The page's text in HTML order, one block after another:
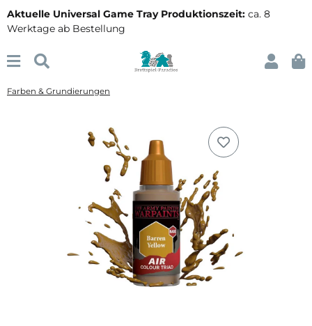
Aktuelle Universal Game Tray Produktionszeit: ca. 8
Werktage ab Bestellung
Farben & Grundierungen